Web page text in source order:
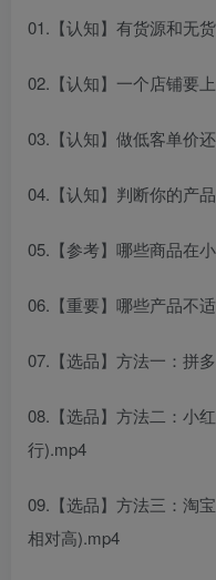
01.【认知】有货源和无
02.【认知】一个店铺要
03.【认知】做低客单价
04.【认知】判断你的产
05.【参考】哪些商品在
06.【重要】哪些产品不
07.【选品】方法一：拼
08.【选品】方法二：小
行).mp4
09.【选品】方法三：淘
相对高).mp4